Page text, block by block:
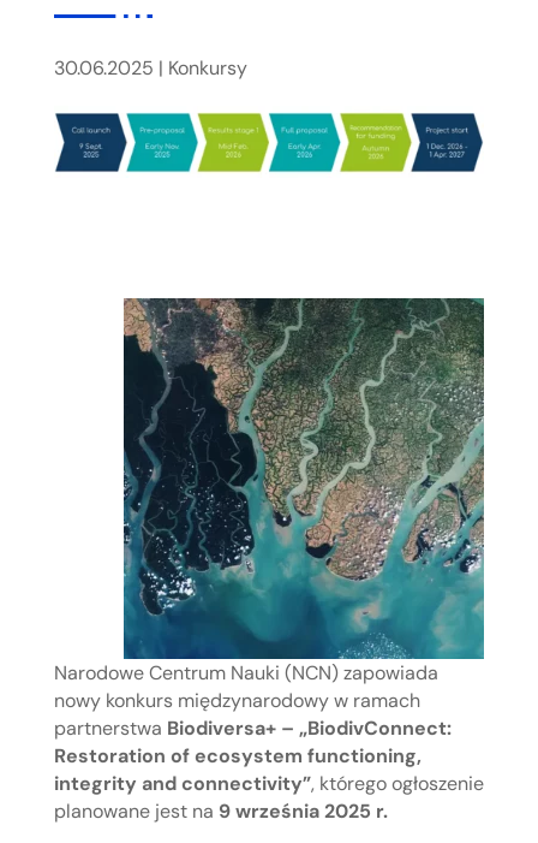
30.06.2025 | Konkursy
Narodowe Centrum Nauki (NCN) zapowiada
nowy konkurs międzynarodowy w ramach
partnerstwa Biodiversa+ – „BiodivConnect:
Restoration of ecosystem functioning,
integrity and connectivity”, którego ogłoszenie
planowane jest na 9 września 2025 r.